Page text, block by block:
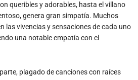
queribles y adorables, hasta el villano
genera gran simpatía. Muchos
las vivencias y sensaciones de cada uno
una notable empatía con el
plagado de canciones con raíces